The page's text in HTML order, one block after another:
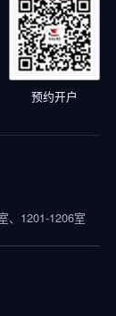
预约开户
、1201-1206室